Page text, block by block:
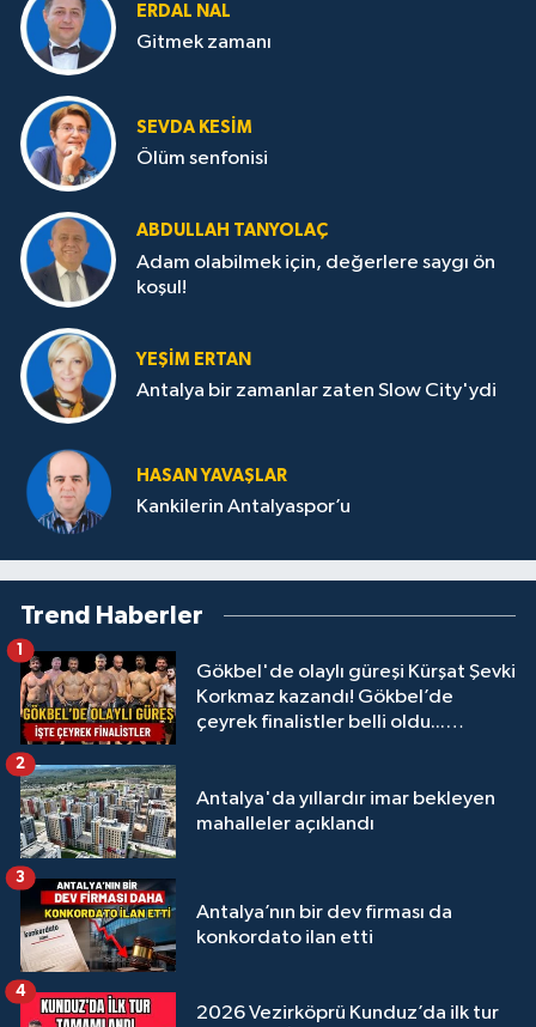
ERDAL NAL
Gitmek zamanı
SEVDA KESİM
Ölüm senfonisi
ABDULLAH TANYOLAÇ
Adam olabilmek için, değerlere saygı ön
koşul!
YEŞIM ERTAN
Antalya bir zamanlar zaten Slow City'ydi
HASAN YAVAŞLAR
Kankilerin Antalyaspor’u
Trend Haberler
Gökbel'de olaylı güreşi Kürşat Şevki
Korkmaz kazandı! Gökbel’de
çeyrek finalistler belli oldu...
1
Antalya'da yıllardır imar bekleyen
mahalleler açıklandı
2
Antalya’nın bir dev firması da
konkordato ilan etti
3
2026 Vezirköprü Kunduz’da ilk tur
4